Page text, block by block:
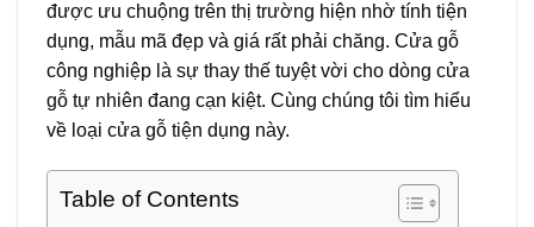
được ưu chuộng trên thị trường hiện nhờ tính tiện
dụng, mẫu mã đẹp và giá rất phải chăng. Cửa gỗ
công nghiệp là sự thay thế tuyệt vời cho dòng cửa
gỗ tự nhiên đang cạn kiệt. Cùng chúng tôi tìm hiểu
về loại cửa gỗ tiện dụng này.
Table of Contents